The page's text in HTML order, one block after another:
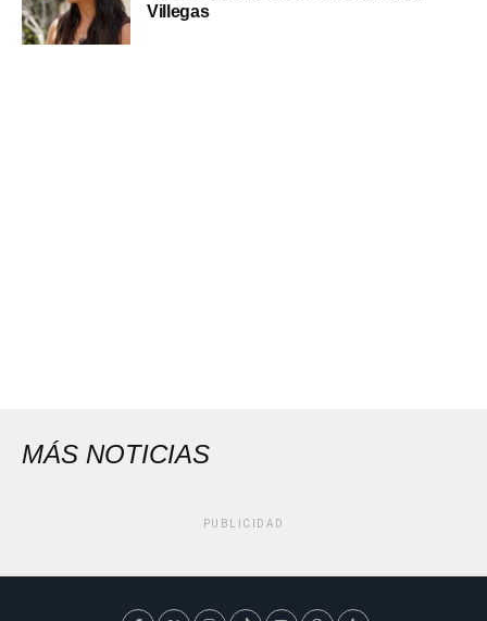
Villegas
MÁS NOTICIAS
PUBLICIDAD